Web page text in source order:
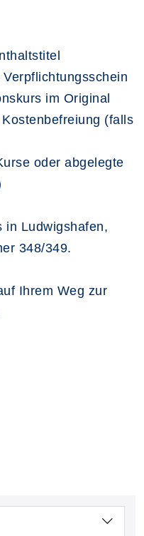
im Original
(falls
oder abgelegte
in Ludwigshafen,
348/349.
Ihrem Weg zur